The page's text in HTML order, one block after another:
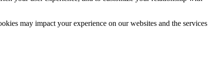
may impact your experience on our websites and the services